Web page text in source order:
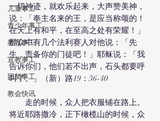
儿童事工
青少年事工
教育事工
宣教事工
团契事工
教会快讯
一切神迹，就欢乐起来，大声赞美神，
说：「奉主名来的王，是应当称颂的！
在天上有和平，在至高之处有荣耀！」
群众中有几个法利赛人对他说：「先
生，责备你的门徒吧！」耶稣说：「我
告诉你们，他们若不出声，石头都要呼
叫了。」（新）路19：36-40
走的时候，众人把衣服铺在路上。
将近耶路撒冷，正下橄榄山的时候，众